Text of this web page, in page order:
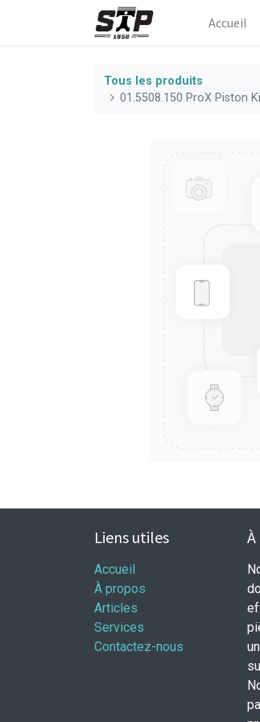
Accueil
Tous les produits
01.5508.150 ProX Piston
Liens utiles
Accueil
À propos
Articles
Services
Contactez-nous